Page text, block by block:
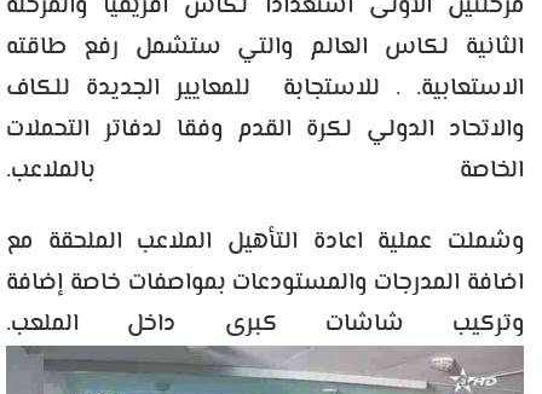
الثانية لكاس العالم والتي ستشمل رفع طاقته
الاستعابية. . للاستجابة للمعايير الجديدة للكاف
والاتحاد الدولي لكرة القدم وفقا لدفاتر التحملات
الخاصة بالملاعب.
وشملت عملية اعادة التأهيل الملاعب الملحقة مع
اضافة المدرجات والمستودعات بمواصفات خاصة إضافة
وتركيب شاشات كبرى داخل الملعب.